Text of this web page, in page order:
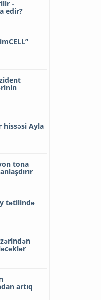
-
edir?
Ayla
tona
tətilində
artıq